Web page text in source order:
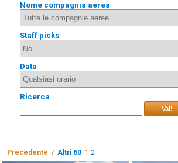
Nome compagnia aerea
Staff picks
Data
Ricerca
Vai!
Precedente / Altri 60 1 2